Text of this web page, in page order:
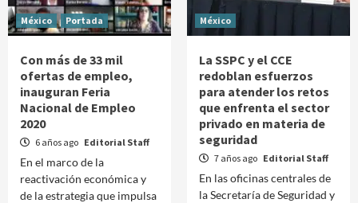
México Portada
Con más de 33 mil
ofertas de empleo,
inauguran Feria
Nacional de Empleo
2020
6 años ago Editorial Staff
En el marco de la
reactivación económica y
de la estrategia que impulsa
México
La SSPC y el CCE
redoblan esfuerzos
para atender los retos
que enfrenta el sector
privado en materia de
seguridad
7 años ago Editorial Staff
En las oficinas centrales de
la Secretaría de Seguridad y